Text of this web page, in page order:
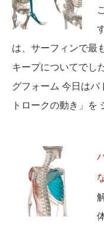
は、サーフィンで最
キープについてでし
グフォーム 今日はパ
トロークの動き」